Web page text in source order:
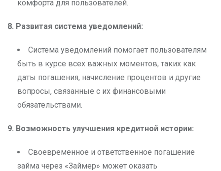
комфорта для пользователей.
8. Развитая система уведомлений:
Система уведомлений помогает пользователям
быть в курсе всех важных моментов, таких как
даты погашения, начисление процентов и другие
вопросы, связанные с их финансовыми
обязательствами.
9. Возможность улучшения кредитной истории:
Своевременное и ответственное погашение
займа через «Займер» может оказать